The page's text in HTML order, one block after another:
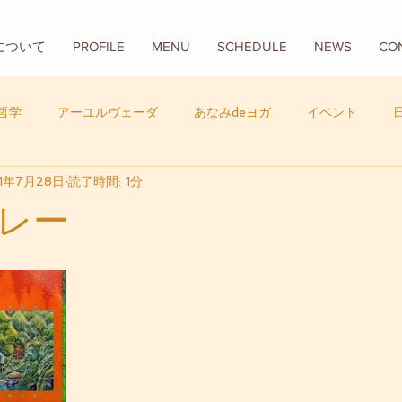
ついて PROFILE MENU SCHEDULE NEWS
学 アーユルヴェーダ あなみdeヨガ イベント
フード バリ
ー
7月28日 読了時間: 1分